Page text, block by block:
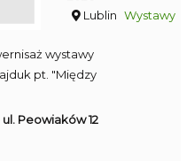
Lublin Wystawy
wystawy
pt. "Między
Peowiaków 12